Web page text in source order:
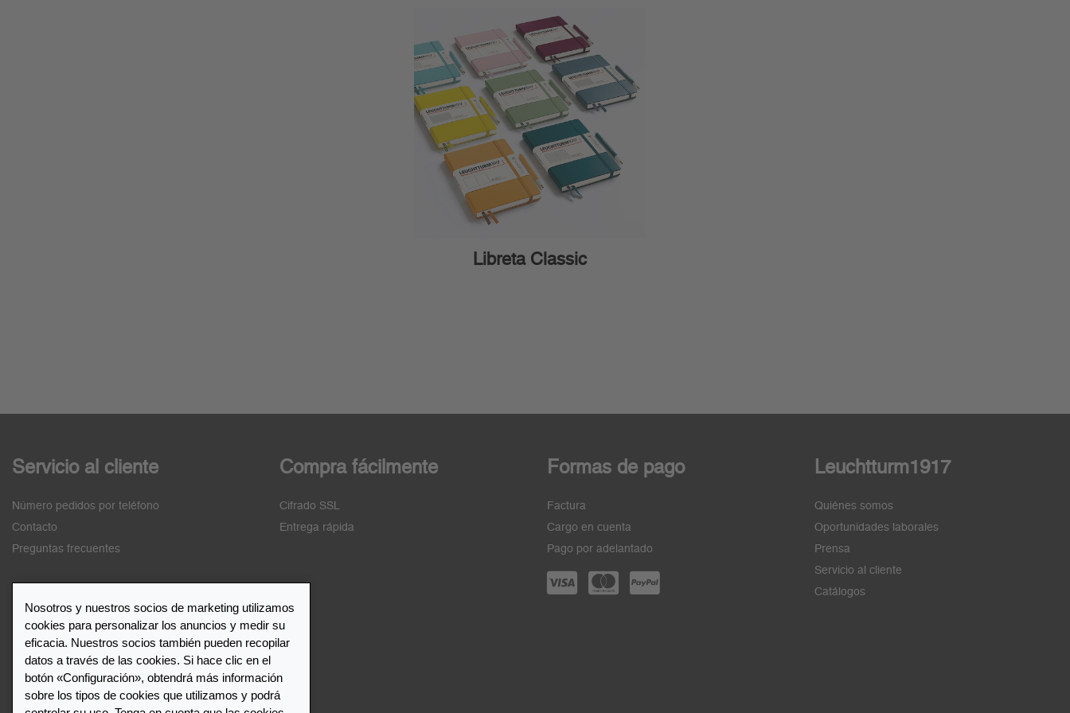
Libreta Classic
Servicio al cliente
Número pedidos por teléfono
Contacto
Preguntas frecuentes
Compra fácilmente
Cifrado SSL
Entrega rápida
Formas de pago
Factura
Cargo en cuenta
Pago por adelantado
Leuchtturm1917
Quiénes somos
Oportunidades laborales
Prensa
Servicio al cliente
Catálogos
Lista de distribuidores
Distribuidor de Leuchtturm1917
Nosotros y nuestros socios de marketing utilizamos
cookies para personalizar los anuncios y medir su
eficacia. Nuestros socios también pueden recopilar
datos a través de las cookies. Si hace clic en el
botón «Configuración», obtendrá más información
sobre los tipos de cookies que utilizamos y podrá